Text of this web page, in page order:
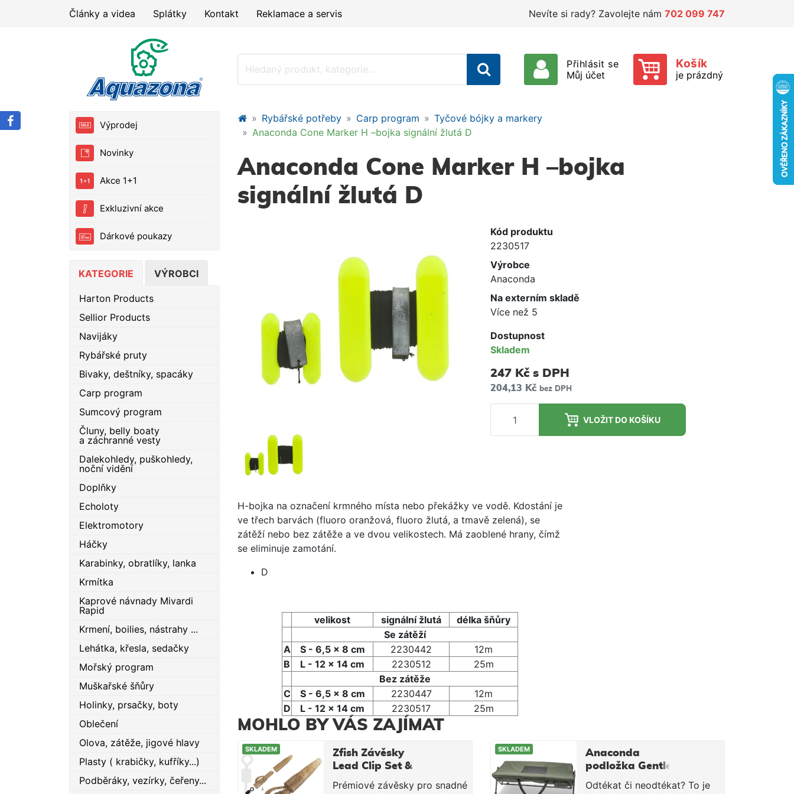
Články a videa Splátky Kontakt Reklamace a servis Nevíte si rady? Zavolejte nám 702 099 747
Přihlásit se
Můj účet
Košík
je prázdný
Výprodej
Novinky
Akce 1+1
Exkluzivní akce
Dárkové poukazy
KATEGORIE VÝROBCI
Harton Products
Sellior Products
Navijáky
Rybářské pruty
Bivaky, deštníky, spacáky
Carp program
Sumcový program
Čluny, belly boaty
a záchranné vesty
Dalekohledy, puškohledy,
noční vidění
Doplňky
Echoloty
Elektromotory
Háčky
Karabinky, obratlíky, lanka
Krmítka
Kaprové návnady Mivardi
Rapid
Krmení, boilies, nástrahy ...
Lehátka, křesla, sedačky
Mořský program
Muškařské šňůry
Holinky, prsačky, boty
Oblečení
Olova, zátěže, jigové hlavy
Plasty ( krabičky, kufříky...)
Podběráky, vezírky, čeřeny...
Rybářské potřeby Carp program
Tyčové bójky a markery
Anaconda Cone Marker H –bojka signální žlutá D
Anaconda Cone Marker H –bojka
signální žlutá D
Kód produktu
2230517
Výrobce
Anaconda
Na externím skladě
Více než 5
Dostupnost
Skladem
247 Kč s DPH
204,13 Kč bez DPH
VLOŽIT DO KOŠÍKU
H-bojka na označení krmného místa nebo překážky ve vodě. Kdostání je
ve třech barvách (fluoro oranžová, fluoro žlutá, a tmavě zelená), se
zátěží nebo bez zátěže a ve dvou velikostech. Má zaoblené hrany, čímž
se eliminuje zamotání.
D
velikost signální žlutá
délka šňůry
Se zátěží
A
S - 6,5 x 8 cm 2230442
12m
B
L - 12 x 14 cm 2230512
25m
Bez zátěže
C
S - 6,5 x 8 cm 2230447
12m
D
L - 12 x 14 cm 2230517 25m
MOHLO BY VÁS ZAJÍMAT
SKLADEM
Zfish Závěsky
Lead Clip Set &
Tail Rubber + QC
Prémiové závěsky pro snadné
SKLADEM
Anaconda
podložka Gentle
Credenza Vario 2
Odtékat či neodtékat? To je